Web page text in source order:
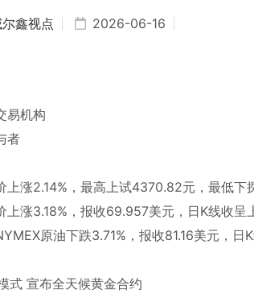
尔鑫视点 2026-06-16
易机构
者
上涨2.14%，最高上试4370.82元，最低
上涨3.18%，报收69.957美元，日K线收
原油下跌3.71%，报收81.16美元，日
式 宣布全天候黄金合约